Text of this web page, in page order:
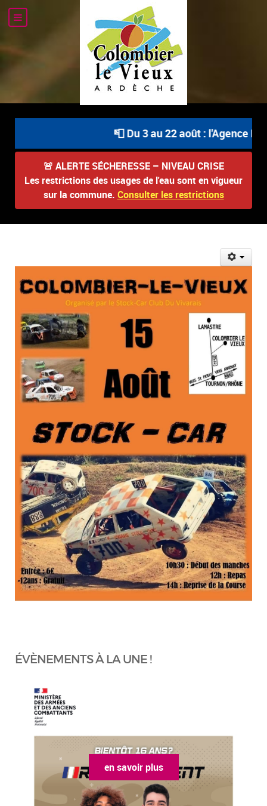
📮 Du 3 au 22 août : l'Agence
🚨 ALERTE SÉCHERESSE – NIVEAU CRISE
Les restrictions des usages de l'eau sont en vigueur
sur la commune. Consulter les restrictions
ÉVÈNEMENTS À LA UNE !
en savoir plus